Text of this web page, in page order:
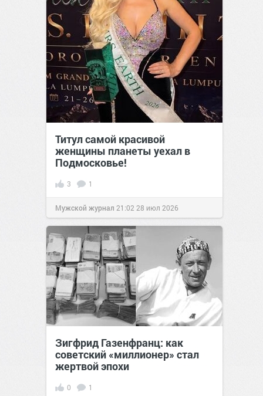
Титул самой красивой
женщины планеты уехал в
Подмосковье!
3 1
Мужской журнал 21:02 28 июл 2026
Зигфрид Газенфранц: как
советский «миллионер» стал
жертвой эпохи
0 1